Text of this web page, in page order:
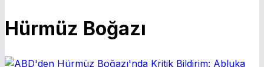
Hürmüz Boğazı